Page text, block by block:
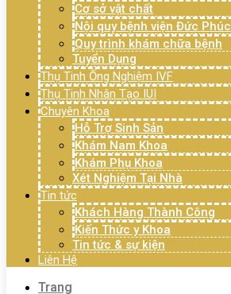
Cơ sở vật chất
Nội quy bệnh viện Đức Phúc
Quy trình khám chữa bệnh
Tuyển Dụng
Thụ Tinh Ống Nghiệm IVF
Thụ Tinh Nhân Tạo IUI
Chuyên Khoa
Hỗ Trợ Sinh Sản
Khám Nam Khoa
Khám Phụ Khoa
Xét Nghiệm Tại Nhà
Tin tức
Khách Hàng Thành Công
Kiến Thức y Khoa
Tin tức & sự kiện
Liên Hệ
Trang